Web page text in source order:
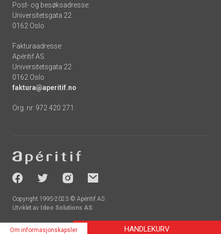
Post- og besøksadresse:
Universitetsgata 22
0162 Oslo
Fakturaadresse:
Apéritif AS
Universitetsgata 22
0162 Oslo
faktura@aperitif.no
Org. nr. 972 420 271
-
socials
Copyright 1995-2023 © Apéritif AS
Utviklet av Ideo Solutions AS
HANDLEKURV
Om informasjonskapsler